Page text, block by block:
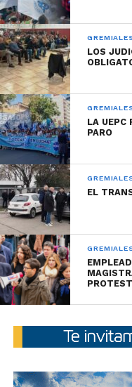
Rodríguez Peña, que
Agustín Tosco, en la
Boulevard San Jua.
Audio: Oscar Ruibal
Reproductor
de
audio
00:00
LOS
LA UEPC
PARO
EL